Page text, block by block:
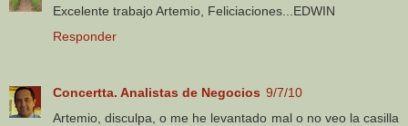
Excelente trabajo Artemio, Feliciaciones...EDWIN
Responder
Concertta. Analistas de Negocios 9/7/10
Artemio, disculpa, o me he levantado mal o no veo la casilla